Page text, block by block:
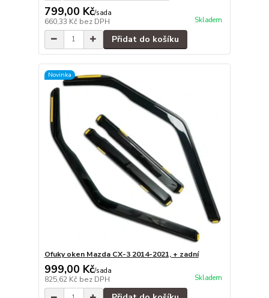
799,00 Kč/sada
660,33 Kč bez DPH Skladem
Přidat do košíku
Novinka
Ofuky oken Mazda CX-3 2014-2021, + zadní
999,00 Kč/sada
825,62 Kč bez DPH Skladem